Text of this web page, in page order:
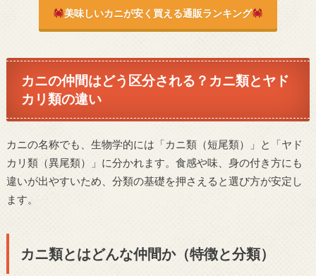
美味しいカニが安く買える通販ランキング
カニの仲間はどう区分される？カニ類とヤド
カリ類の違い
カニの名称でも、生物学的には「カニ類（短尾類）」と「ヤド
カリ類（異尾類）」に分かれます。食感や味、身の付き方にも
違いが出やすいため、分類の基礎を押さえると選び方が安定し
ます。
カニ類とはどんな仲間か（特徴と分類）